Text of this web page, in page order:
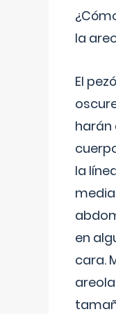
la
El
harán
la
en
cara.